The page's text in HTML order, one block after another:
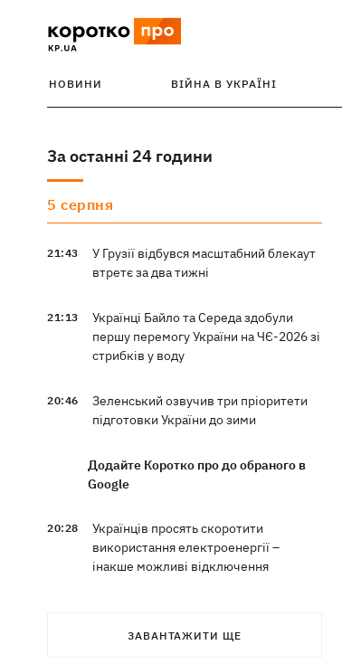
НОВИНИ ВІЙНА В УКРАЇНІ
За останні 24 години
5 серпня
21:43
У Грузії відбувся масштабний блекаут
втретє за два тижні
21:13
Українці Байло та Середа здобули
першу перемогу України на ЧЄ-2026 зі
стрибків у воду
20:46
Зеленський озвучив три пріоритети
підготовки України до зими
Додайте Коротко про до обраного в
Google
20:28
Українців просять скоротити
використання електроенергії –
інакше можливі відключення
блискавки просто на полі
ЗАВАНТАЖИТИ ЩЕ